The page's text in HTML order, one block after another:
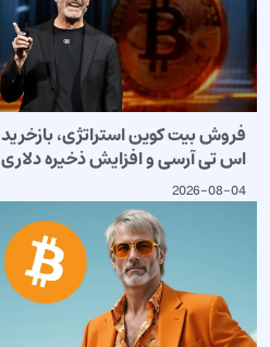
فروش بیت کوین استراتژی، بازخرید
اس تی آرسی و افزایش ذخیره دلاری
2026-08-04